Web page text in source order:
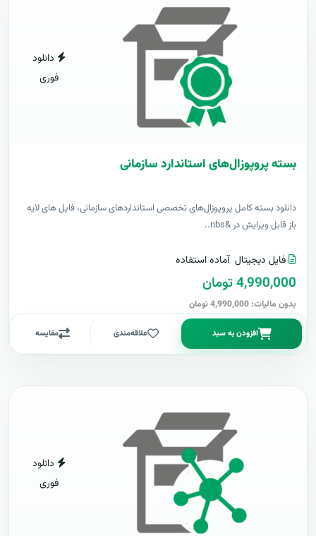
دانلود
فوری
بسته پروپوزال‌های استاندارد سازمانی
دانلود بسته کامل پروپوزال‌های تخصصی استانداردهای سازمانی، فایل های لایه
باز قابل ویرایش در &nbs..
فایل دیجیتال آماده استفاده
4,990,000 تومان
بدون مالیات: 4,990,000 تومان
افزودن به سبد علاقه‌مندی مقایسه
دانلود
فوری